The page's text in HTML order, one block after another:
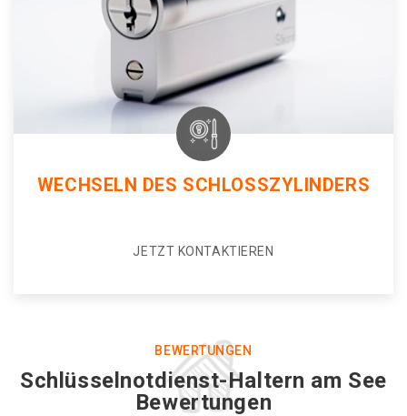
WECHSELN DES SCHLOSSZYLINDERS
JETZT KONTAKTIEREN
BEWERTUNGEN
Schlüsselnotdienst-Haltern am See
Bewertungen